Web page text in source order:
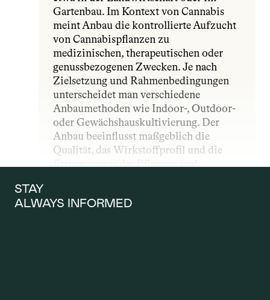
Gartenbau. Im Kontext von Cannabis
meint Anbau die kontrollierte Aufzucht
von Cannabispflanzen zu
medizinischen, therapeutischen oder
genussbezogenen Zwecken. Je nach
Zielsetzung und Rahmenbedingungen
unterscheidet man verschiedene
Anbaumethoden wie Indoor-, Outdoor-
oder Gewächshauskultivierung. Der
Anbau beeinflusst maßgeblich die
Qualität, das Wirkstoffprofil und die
Ertragsmenge der Pflanzen und
gesetzlichen und qualitativen Vorgaben.
STAY
ALWAYS INFORMED